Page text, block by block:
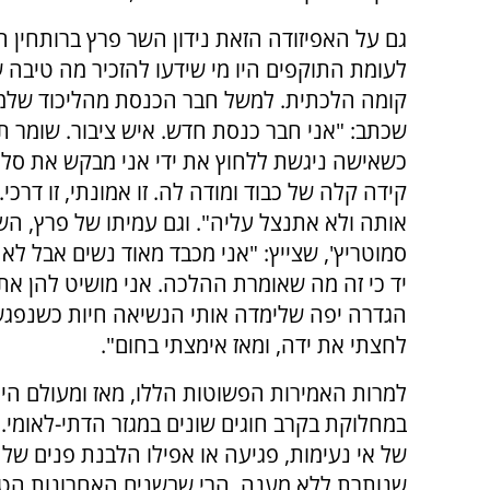
גם על האפיזודה הזאת נידון השר פרץ
לעומת התוקפים היו מי שידעו להזכיר מה טיבה
קומה הלכתית. למשל חבר הכנסת מהליכוד
שכתב: "אני חבר כנסת חדש. איש ציבור. שומר
כשאישה ניגשת ללחוץ את ידי אני מבקש את
קידה קלה של כבוד ומודה לה. זו אמונתי, זו
אותה ולא אתנצל עליה". וגם עמיתו של פרץ,
סמוטריץ', שצייץ: "אני מכבד מאוד נשים אבל
יד כי זה מה שאומרת ההלכה. אני מושיט להן
הגדרה יפה שלימדה אותי הנשיאה חיות
לחצתי את ידה, ומאז אימצתי בחום".
למרות האמירות הפשוטות הללו, מאז ומעולם
במחלוקת בקרב חוגים שונים במגזר הדתי-
של אי נעימות, פגיעה או אפילו הלבנת פנים